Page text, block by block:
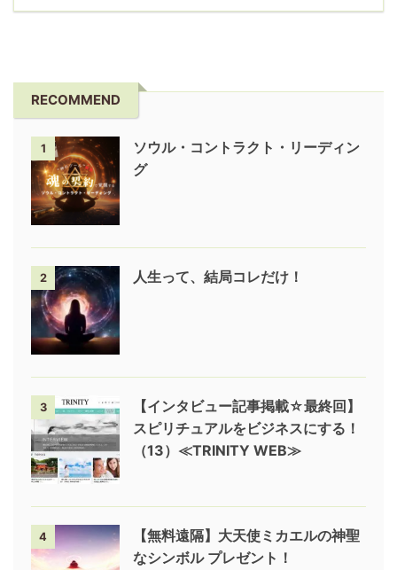
RECOMMEND
1
ソウル・コントラクト・リーディン
グ
2 人生って、結局コレだけ！
3
【インタビュー記事掲載☆最終回】
スピリチュアルをビジネスにする！
（13）≪TRINITY WEB≫
4
【無料遠隔】大天使ミカエルの神聖
なシンボル プレゼント！